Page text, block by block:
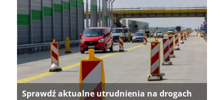
Sprawdź aktualne utrudnienia na drogach